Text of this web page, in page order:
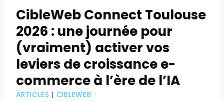
CibleWeb Connect Toulouse
2026 : une journée pour
(vraiment) activer vos
leviers de croissance e-
commerce à l’ère de l’IA
ARTICLES | CIBLEWEB